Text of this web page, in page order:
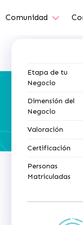
Comunidad
Etapa de tu
Negocio
Dimensión del
Negocio
Valoración
Certificación
Personas
Matriculadas